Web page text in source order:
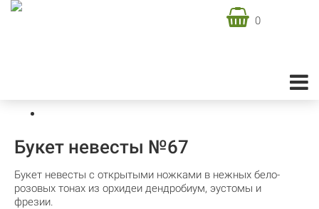
0
Букет невесты №67
Букет невесты с открытыми ножками в нежных бело-
розовых тонах из орхидеи дендробиум, эустомы и
фрезии.